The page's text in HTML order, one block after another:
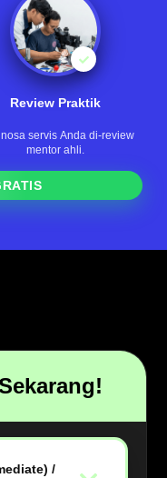
Review Praktik
servis Anda di-review
mentor ahli.
/